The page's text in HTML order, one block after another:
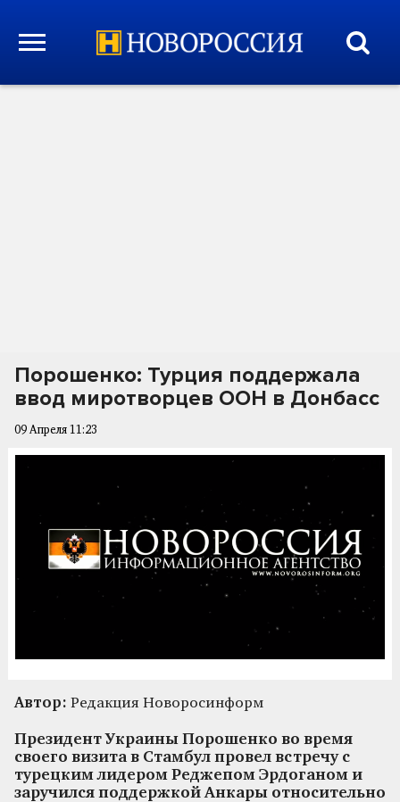
Порошенко: Турция поддержала
ввод миротворцев ООН в Донбасс
09 Апреля 11:23
Автор: Редакция Новоросинформ
Президент Украины Порошенко во время
своего визита в Стамбул провел встречу с
турецким лидером Реджепом Эрдоганом и
заручился поддержкой Анкары относительно